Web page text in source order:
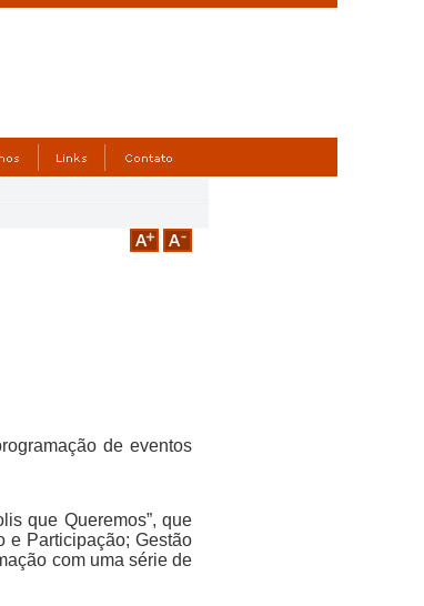
de eventos
que Queremos”, que
e Participação; Gestão
com uma série de